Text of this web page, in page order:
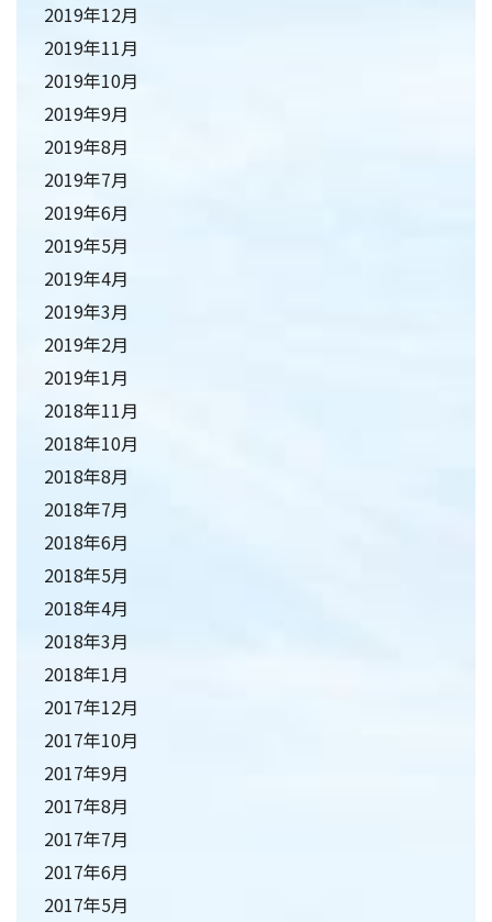
2019年12月
2019年11月
2019年10月
2019年9月
2019年8月
2019年7月
2019年6月
2019年5月
2019年4月
2019年3月
2019年2月
2019年1月
2018年11月
2018年10月
2018年8月
2018年7月
2018年6月
2018年5月
2018年4月
2018年3月
2018年1月
2017年12月
2017年10月
2017年9月
2017年8月
2017年7月
2017年6月
2017年5月